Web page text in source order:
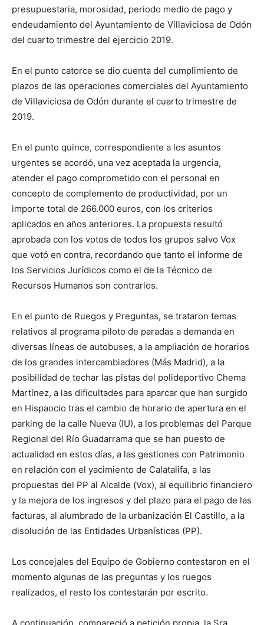
presupuestaria, morosidad, periodo medio de pago y
endeudamiento del Ayuntamiento de Villaviciosa de Odón
del cuarto trimestre del ejercicio 2019.
En el punto catorce se dio cuenta del cumplimiento de
plazos de las operaciones comerciales del Ayuntamiento
de Villaviciosa de Odón durante el cuarto trimestre de
2019.
En el punto quince, correspondiente a los asuntos
urgentes se acordó, una vez aceptada la urgencia,
atender el pago comprometido con el personal en
concepto de complemento de productividad, por un
importe total de 266.000 euros, con los criterios
aplicados en años anteriores. La propuesta resultó
aprobada con los votos de todos los grupos salvo Vox
que votó en contra, recordando que tanto el informe de
los Servicios Jurídicos como el de la Técnico de
Recursos Humanos son contrarios.
En el punto de Ruegos y Preguntas, se trataron temas
relativos al programa piloto de paradas a demanda en
diversas líneas de autobuses, a la ampliación de horarios
de los grandes intercambiadores (Más Madrid), a la
posibilidad de techar las pistas del polideportivo Chema
Martínez, a las dificultades para aparcar que han surgido
en Hispaocio tras el cambio de horario de apertura en el
parking de la calle Nueva (IU), a los problemas del Parque
Regional del Río Guadarrama que se han puesto de
actualidad en estos días, a las gestiones con Patrimonio
en relación con el yacimiento de Calatalifa, a las
propuestas del PP al Alcalde (Vox), al equilibrio financiero
y la mejora de los ingresos y del plazo para el pago de las
facturas, al alumbrado de la urbanización El Castillo, a la
disolución de las Entidades Urbanísticas (PP).
Los concejales del Equipo de Gobierno contestaron en el
momento algunas de las preguntas y los ruegos
realizados, el resto los contestarán por escrito.